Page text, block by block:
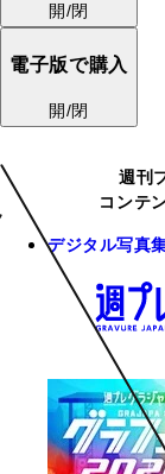
開/閉
電子版で購入
開/閉
週刊
コンテ
デジタル写真